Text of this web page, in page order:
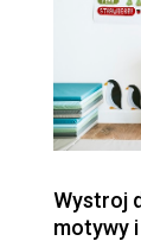
Wystroj
motywy